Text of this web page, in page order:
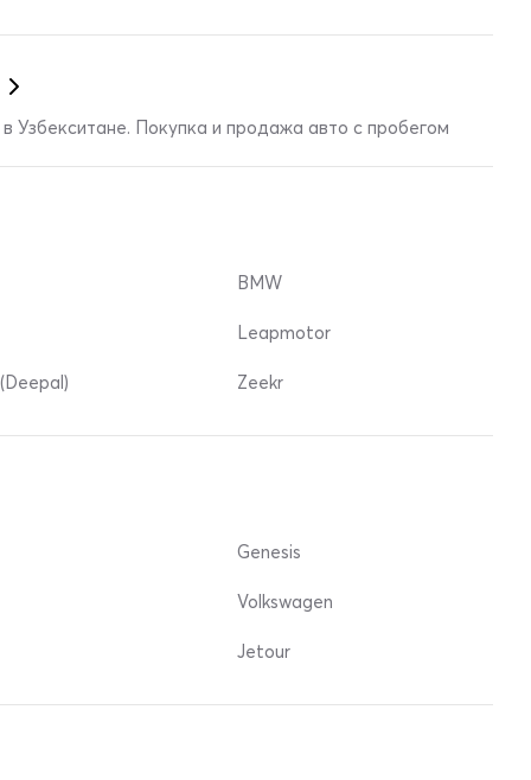
Узбекситане. Покупка и продажа авто с пробегом
BMW
Leapmotor
Zeekr
Genesis
Volkswagen
Jetour